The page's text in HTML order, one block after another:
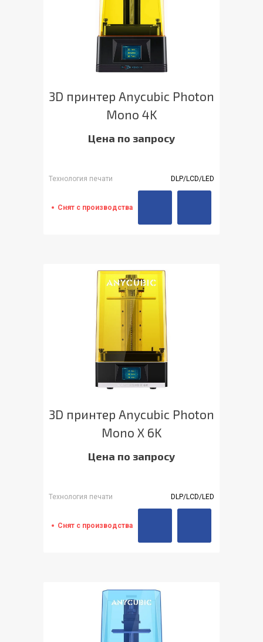
3D принтер Anycubic Photon
Mono 4K
Цена по запросу
Технология печати DLP/LCD/LED
Снят с производства
3D принтер Anycubic Photon
Mono X 6K
Цена по запросу
Технология печати DLP/LCD/LED
Снят с производства